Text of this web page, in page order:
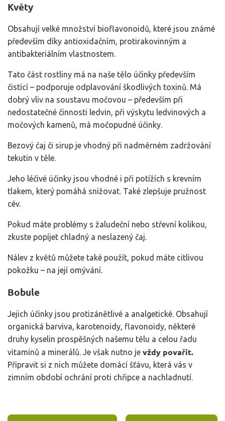
Květy
Obsahují velké množství bioflavonoidů, které jsou známé
především díky antioxidačním, protirakovinným a
antibakteriálním vlastnostem.
Tato část rostliny má na naše tělo účinky především
čistící – podporuje odplavování škodlivých toxinů. Má
dobrý vliv na soustavu močovou – především při
nedostatečné činnosti ledvin, při výskytu ledvinových a
močových kamenů, má močopudné účinky.
Bezový čaj či sirup je vhodný při nadměrném zadržování
tekutin v těle.
Jeho léčivé účinky jsou vhodné i při potížích s krevním
tlakem, který pomáhá snižovat. Také zlepšuje pružnost
cév.
Pokud máte problémy s žaludeční nebo střevní kolikou,
zkuste popíjet chladný a neslazený čaj.
Nálev z květů můžete také použít, pokud máte citlivou
pokožku – na její omývání.
Bobule
Jejich účinky jsou protizánětlivé a analgetické. Obsahují
organická barviva, karotenoidy, flavonoidy, některé
druhy kyselin prospěšných našemu tělu a celou řadu
vitamínů a minerálů. Je však nutno je vždy povařit.
Připravit si z nich můžete domácí šťávu, která vás v
zimním období ochrání proti chřipce a nachladnutí.